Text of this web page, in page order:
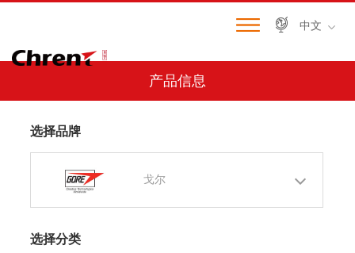
中文
产品信息
选择品牌
戈尔
选择分类